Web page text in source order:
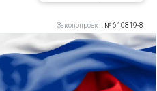
Законопроект: № 610819-8